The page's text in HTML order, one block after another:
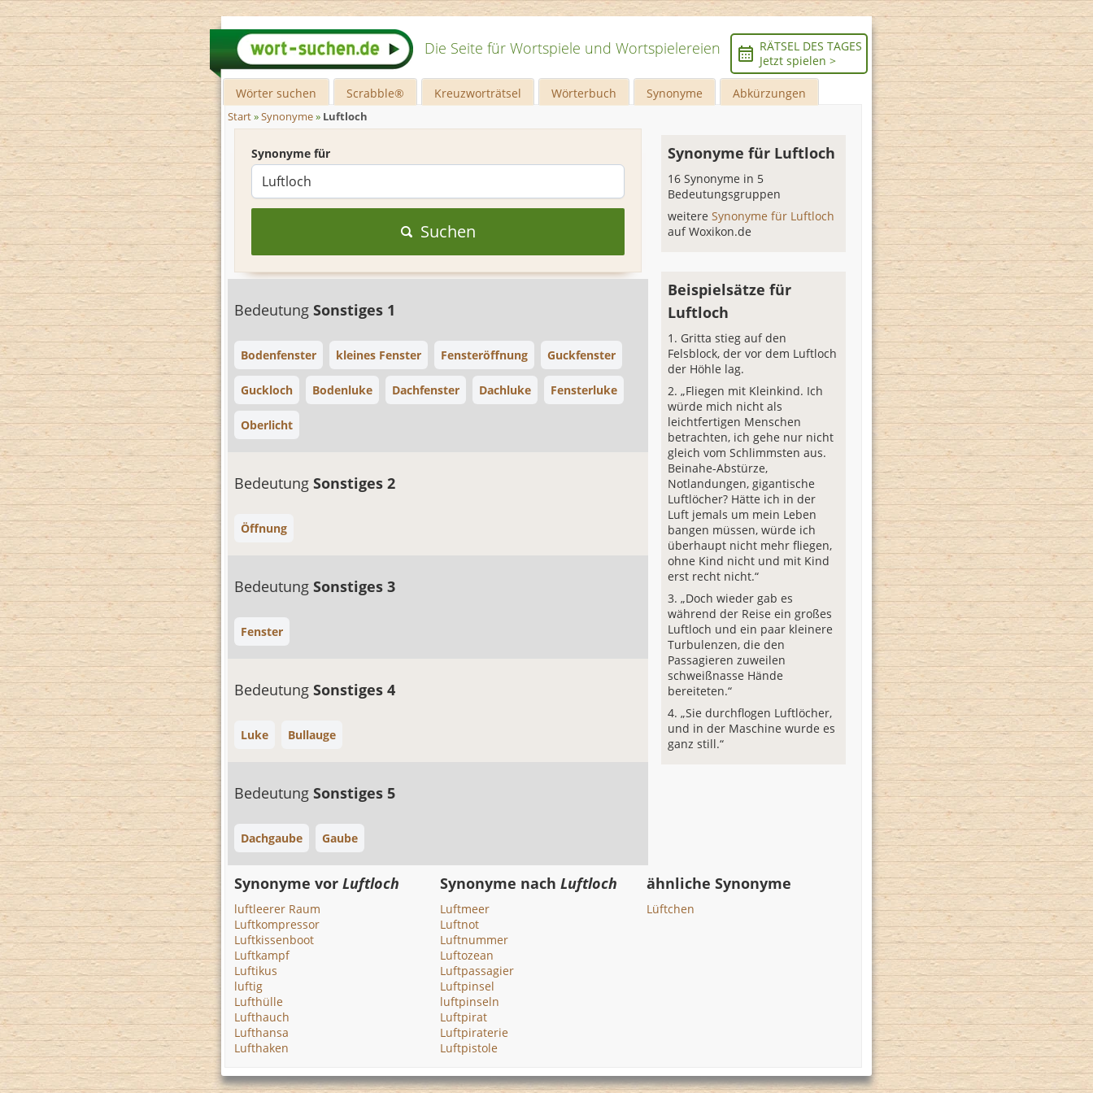
Die Seite für Wortspiele und Wortspielereien
RÄTSEL DES TAGES
Jetzt spielen >
Wörter suchen Scrabble® Kreuzworträtsel Wörterbuch Synonyme Abkürzungen
Start»Synonyme» Luftloch
Synonyme für
Suchen
Bedeutung Sonstiges 1
Bodenfenster kleines Fenster Fensteröffnung Guckfenster
Guckloch Bodenluke Dachfenster Dachluke Fensterluke
Oberlicht
Bedeutung Sonstiges 2
Öffnung
Bedeutung Sonstiges 3
Fenster
Bedeutung Sonstiges 4
Luke Bullauge
Bedeutung Sonstiges 5
Dachgaube Gaube
Synonyme für Luftloch
16 Synonyme in 5
Bedeutungsgruppen
weitereSynonyme für Luftloch
auf Woxikon.de
Beispielsätze für
Luftloch
Gritta stieg auf den
Felsblock, der vor dem Luftloch
der Höhle lag.
„Fliegen mit Kleinkind. Ich
würde mich nicht als
leichtfertigen Menschen
betrachten, ich gehe nur nicht
gleich vom Schlimmsten aus.
Beinahe-Abstürze,
Notlandungen, gigantische
Luftlöcher? Hätte ich in der
Luft jemals um mein Leben
bangen müssen, würde ich
überhaupt nicht mehr fliegen,
ohne Kind nicht und mit Kind
erst recht nicht.“
„Doch wieder gab es
während der Reise ein großes
Luftloch und ein paar kleinere
Turbulenzen, die den
Passagieren zuweilen
schweißnasse Hände
bereiteten.“
„Sie durchflogen Luftlöcher,
und in der Maschine wurde es
ganz still.“
Synonyme vor Luftloch
luftleerer Raum
Luftkompressor
Luftkissenboot
Luftkampf
Luftikus
luftig
Lufthülle
Lufthauch
Lufthansa
Lufthaken
Synonyme nachLuftloch
Luftmeer
Luftnot
Luftnummer
Luftozean
Luftpassagier
Luftpinsel
luftpinseln
Luftpirat
Luftpiraterie
Luftpistole
ähnliche Synonyme
Lüftchen